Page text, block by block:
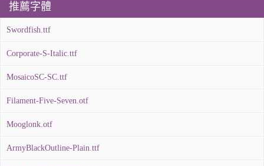
推薦字體
Swordfish.ttf
Corporate-S-Italic.ttf
MosaicoSC-SC.ttf
Filament-Five-Seven.otf
Mooglonk.otf
ArmyBlackOutline-Plain.ttf